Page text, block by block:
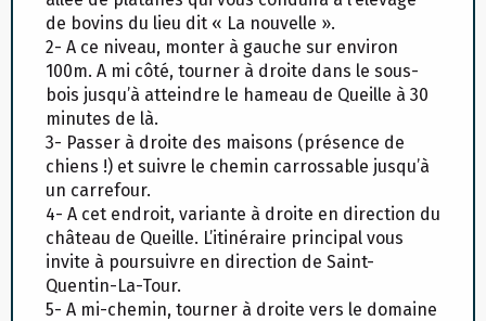
de bovins du lieu dit « La nouvelle ».
2- A ce niveau, monter à gauche sur environ
100m. A mi côté, tourner à droite dans le sous-
bois jusqu’à atteindre le hameau de Queille à 30
minutes de là.
3- Passer à droite des maisons (présence de
chiens !) et suivre le chemin carrossable jusqu’à
un carrefour.
4- A cet endroit, variante à droite en direction du
château de Queille. L’itinéraire principal vous
invite à poursuivre en direction de Saint-
Quentin-La-Tour.
5- A mi-chemin, tourner à droite vers le domaine